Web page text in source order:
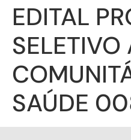
EDITAL
SELETIVO
SAÚDE